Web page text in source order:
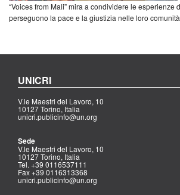
“Voices from Mali” mira a condividere le esperienze
perseguono la pace e la giustizia nelle loro
UNICRI
V.le Maestri del Lavoro, 10
10127 Torino, Italia
unicri.publicinfo@un.org
Sede
V.le Maestri del Lavoro, 10
10127 Torino, Italia
Tel. +39 0116537111
Fax +39 0116313368
unicri.publicinfo@un.org